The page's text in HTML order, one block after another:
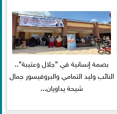
بصمة إنسانية في ”جلال وعتيبة”..
النائب وليد التمامي والبروفيسور جمال
شيحة يداويان...